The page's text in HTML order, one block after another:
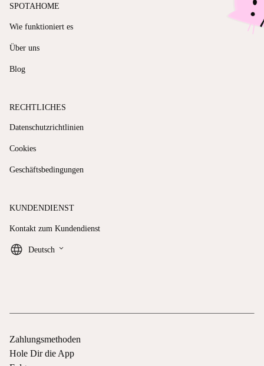
SPOTAHOME
Wie funktioniert es
Über uns
Blog
RECHTLICHES
Datenschutzrichtlinien
Cookies
Geschäftsbedingungen
KUNDENDIENST
Kontakt zum Kundendienst
Deutsch keyboard_arrow_down
Zahlungsmethoden
Hole Dir die App